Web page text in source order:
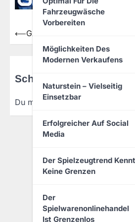
Fahrzeugwäsche
Vorbereiten
Möglichkeiten Des
Modernen Verkaufens
Naturstein – Vielseitig
Einsetzbar
Erfolgreicher Auf Social
Media
Der Spielzeugtrend Kennt
Keine Grenzen
Der
Spielwarenonlinehandel
Ist Grenzenlos
Beitragsnavigation
⟵GALILEO ist Wissen &
Schreibe einen
Du musstangemeldet sein, um